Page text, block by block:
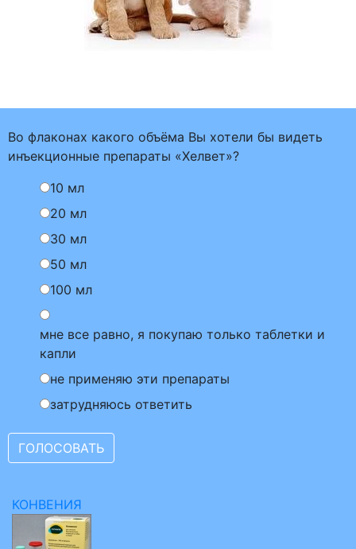
Во флаконах какого объёма Вы хотели бы видеть
инъекционные препараты «Хелвет»?
10 мл
20 мл
30 мл
50 мл
100 мл
мне все равно, я покупаю только таблетки и
капли
не применяю эти препараты
затрудняюсь ответить
КОНВЕНИЯ